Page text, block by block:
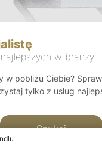
w branży
w pobliżu Ciebie?
tylko z usług
Szukaj